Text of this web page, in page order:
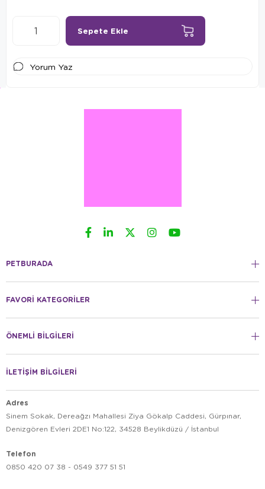
Yorum Yaz
PETBURADA
FAVORİ KATEGORİLER
ÖNEMLİ BİLGİLERİ
İLETİŞİM BİLGİLERİ
Adres
Sinem Sokak, Dereağzı Mahallesi Ziya Gökalp Caddesi, Gürpınar,
Denizgören Evleri 2DE1 No:122, 34528 Beylikdüzü / İstanbul
Telefon
0850 420 07 38 - 0549 377 51 51